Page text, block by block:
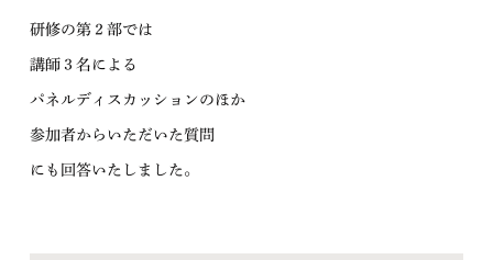
研修の第２部では
講師３名による
パネルディスカッションのほか
参加者からいただいた質問
にも回答いたしました。